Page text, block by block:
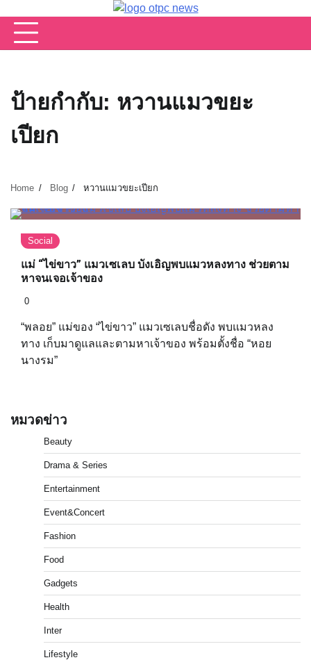
content
ป้ายกำกับ: หวานแมวขยะ
เปียก
Home Blog หวานแมวขยะเปียก
Social
แม่ “ไข่ขาว” แมวเซเลบ บังเอิญพบแมวหลงทาง ช่วยตาม
หาจนเจอเจ้าของ
0
“พลอย” แม่ของ “ไข่ขาว” แมวเซเลบชื่อดัง พบแมวหลง
ทาง เก็บมาดูแลและตามหาเจ้าของ พร้อมตั้งชื่อ “หอย
นางรม”
หมวดข่าว
Beauty
Drama & Series
Entertainment
Event&Concert
Fashion
Food
Gadgets
Health
Inter
Lifestyle